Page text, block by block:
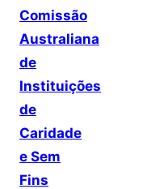
Comissão
Australiana
de
Instituições
de
Caridade
e Sem
Fins